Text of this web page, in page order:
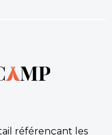
référençant les